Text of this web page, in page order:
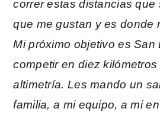
correr estas distancias que
que me gustan y es donde
Mi próximo objetivo es San
competir en diez
altimetría. Les mando un
familia, a mi equipo, a mi